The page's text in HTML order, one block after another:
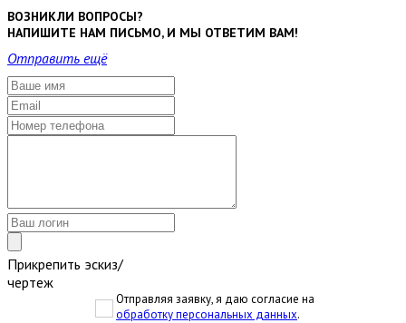
ВОЗНИКЛИ ВОПРОСЫ?
НАПИШИТЕ НАМ ПИСЬМО, И МЫ ОТВЕТИМ ВАМ!
Отправить ещё
Прикрепить эскиз/
чертеж
Отправляя заявку, я даю согласие на
обработку персональных данных.